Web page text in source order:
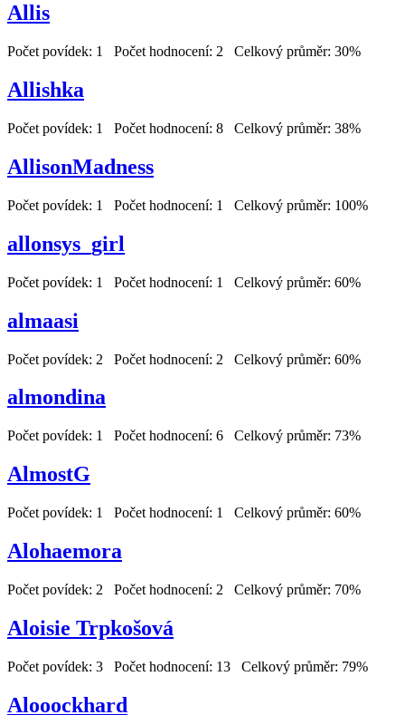
Allis
Počet povídek: 1 Počet hodnocení: 2 Celkový průměr: 30%
Allishka
Počet povídek: 1 Počet hodnocení: 8 Celkový průměr: 38%
AllisonMadness
Počet povídek: 1 Počet hodnocení: 1 Celkový průměr: 100%
allonsys_girl
Počet povídek: 1 Počet hodnocení: 1 Celkový průměr: 60%
almaasi
Počet povídek: 2 Počet hodnocení: 2 Celkový průměr: 60%
almondina
Počet povídek: 1 Počet hodnocení: 6 Celkový průměr: 73%
AlmostG
Počet povídek: 1 Počet hodnocení: 1 Celkový průměr: 60%
Alohaemora
Počet povídek: 2 Počet hodnocení: 2 Celkový průměr: 70%
Aloisie Trpkošová
Počet povídek: 3 Počet hodnocení: 13 Celkový průměr: 79%
Alooockhard